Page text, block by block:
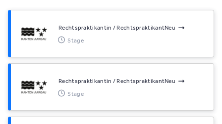
Rechtspraktikantin / RechtspraktikantNeu
Stage
Rechtspraktikantin / RechtspraktikantNeu
Stage